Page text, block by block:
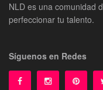
NLD es una comunidad
perfeccionar tu talento.
Síguenos en Redes